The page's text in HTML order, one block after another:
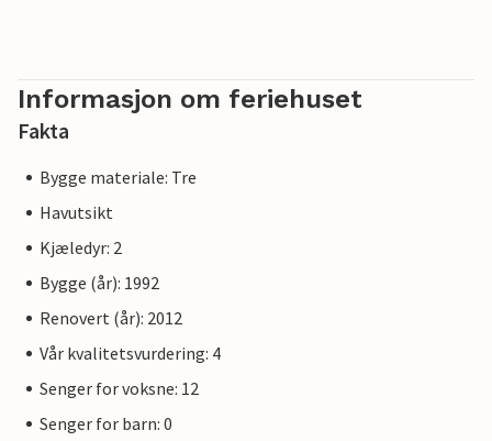
Informasjon om feriehuset
Fakta
Bygge materiale: Tre
Havutsikt
Kjæledyr: 2
Bygge (år): 1992
Renovert (år): 2012
Vår kvalitetsvurdering: 4
Senger for voksne: 12
Senger for barn: 0